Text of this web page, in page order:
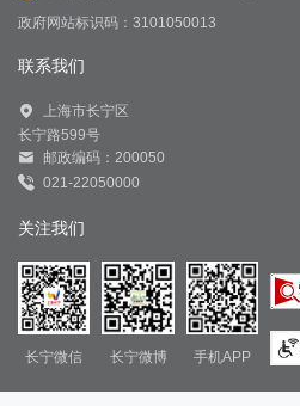
政府网站标识码：3101050013
联系我们
上海市长宁区
长宁路599号
邮政编码：200050
021-22050000
关注我们
长宁微信 长宁微博 手机APP